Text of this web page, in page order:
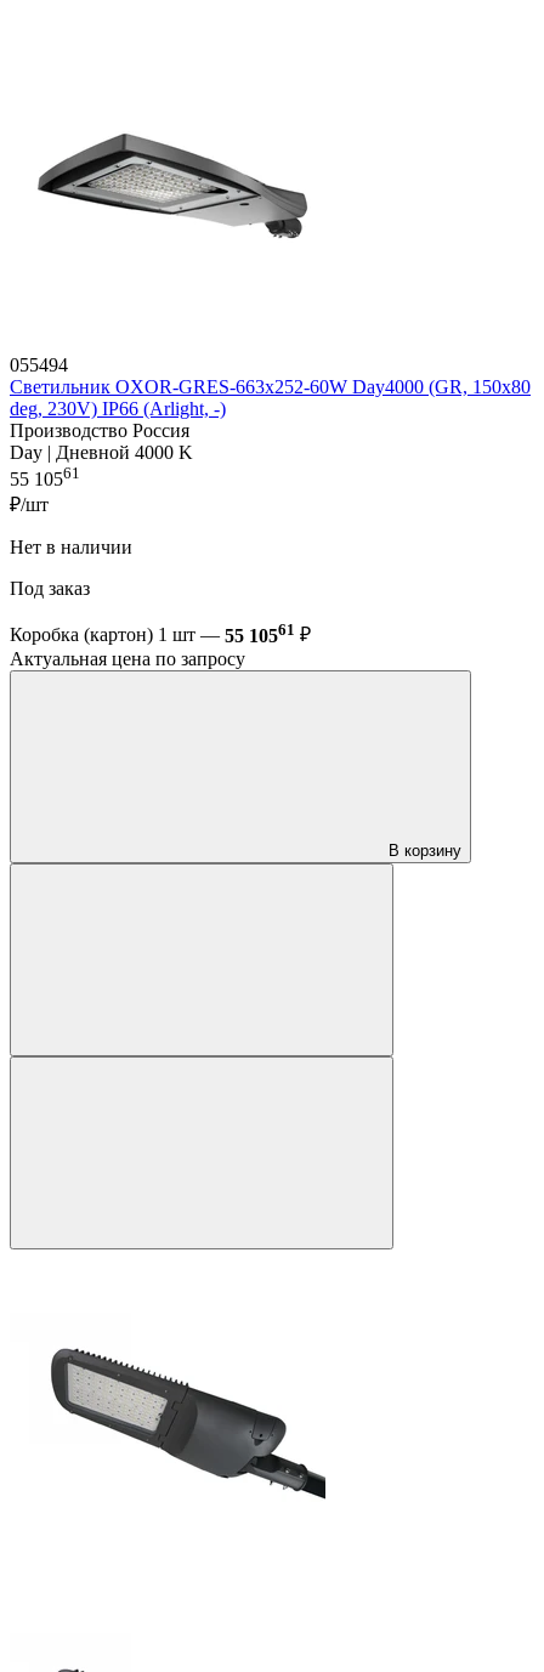
055494
Светильник OXOR-GRES-663х252-60W Day4000 (GR, 150x80
deg, 230V) IP66 (Arlight, -)
Производство Россия
Day | Дневной 4000 K
55 10561
₽/шт
Нет в наличии
Под заказ
Коробка (картон) 1 шт — 55 10561 ₽
Актуальная цена по запросу
В корзину